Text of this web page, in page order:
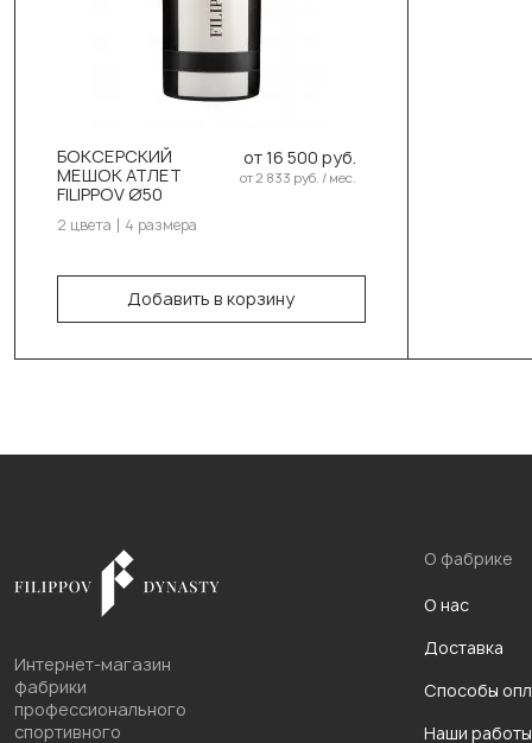
БОКСЕРСКИЙ
МЕШОК АТЛЕТ
FILIPPOV Ø50
от 16 500 руб.
от 2 833 руб. / мес.
2 цвета 4 размера
Добавить в корзину
Белый
Выберите размер:
130см/50см/55-58кг
150см/50см/60-63кг
В корзину
Интернет-магазин
фабрики
профессионального
спортивного
О фабрике
О нас
Доставка
Способы
Наши работы